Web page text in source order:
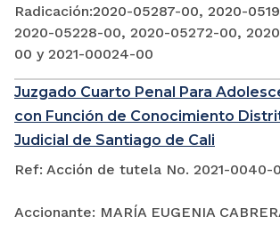
Radicación:2020-05287-00, 2020-
2020-05228-00, 2020-05272-00,
00 y 2021-00024-00
Juzgado Cuarto Penal Para
con Función de Conocimiento
Judicial de Santiago de Cali
Ref: Acción de tutela No. 2021-0040-
Accionante: MARÍA EUGENIA